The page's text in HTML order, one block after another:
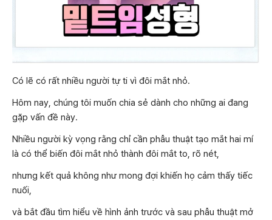
Có lẽ có rất nhiều người tự ti vì đôi mắt nhỏ.
Hôm nay, chúng tôi muốn chia sẻ dành cho những ai đang
gặp vấn đề này.
Nhiều người kỳ vọng rằng chỉ cần phẫu thuật tạo mắt hai mí
là có thể biến đôi mắt nhỏ thành đôi mắt to, rõ nét,
nhưng kết quả không như mong đợi khiến họ cảm thấy tiếc
nuối,
và bắt đầu tìm hiểu về hình ảnh trước và sau phẫu thuật mở